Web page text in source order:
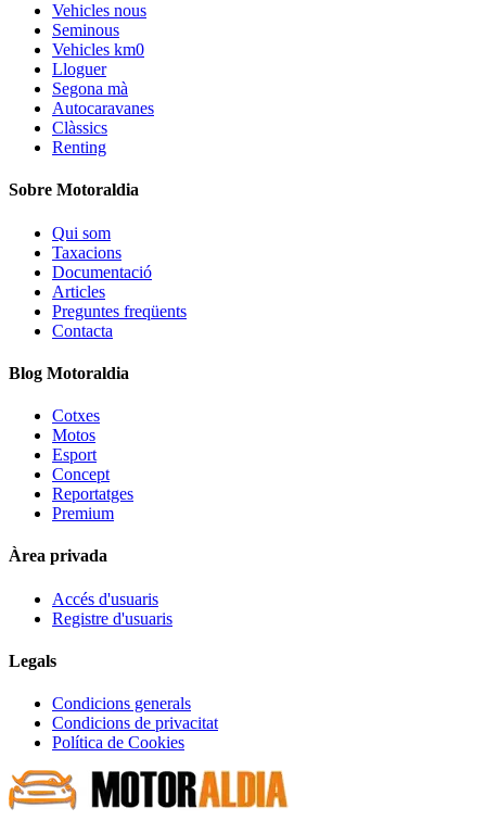
Vehicles nous
Seminous
Vehicles km0
Lloguer
Segona mà
Autocaravanes
Clàssics
Renting
Sobre Motoraldia
Qui som
Taxacions
Documentació
Articles
Preguntes freqüents
Contacta
Blog Motoraldia
Cotxes
Motos
Esport
Concept
Reportatges
Premium
Àrea privada
Accés d'usuaris
Registre d'usuaris
Legals
Condicions generals
Condicions de privacitat
Política de Cookies